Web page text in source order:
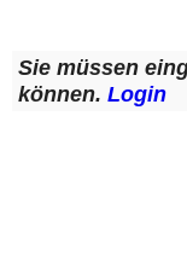
Sie müssen
können. Login